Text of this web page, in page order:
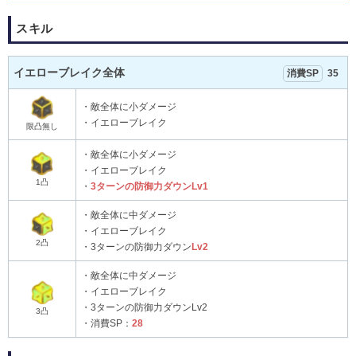
スキル
イエローブレイク全体 消費SP 35
限凸無し
・敵全体に小ダメージ
・イエローブレイク
1凸
・敵全体に小ダメージ
・イエローブレイク
・ 3ターンの防御力ダウンLv1
2凸
・敵全体に中ダメージ
・イエローブレイク
・3ターンの防御力ダウン Lv2
3凸
・敵全体に中ダメージ
・イエローブレイク
・3ターンの防御力ダウンLv2
・消費SP： 28